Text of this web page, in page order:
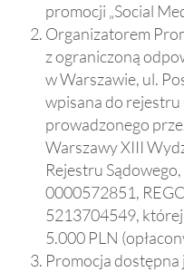
promocji „Social
Organizatorem
z ograniczoną
w Warszawie, ul.
wpisana do
prowadzonego
Warszawy XIII
Rejestru
0000572851,
5213704549, której
5.000 PLN
Promocja